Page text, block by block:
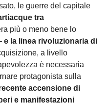
le guerre del capitale
tra
più o meno bene lo
e la linea rivoluzionaria di
a livello
è necessaria
protagonista sulla
accensione di
e manifestazioni